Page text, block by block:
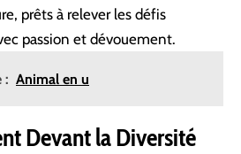
prêts à relever les défis
passion et dévouement.
: Animal en u
Devant la Diversité